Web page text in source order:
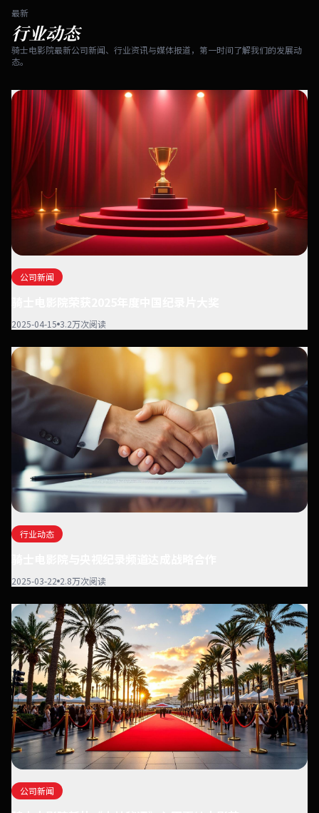
最新
行业动态
骑士电影院最新公司新闻、行业资讯与媒体报道，第一时间了解我们的发展动
态。
公司新闻
2025-04-15 3.2万次阅读
行业动态
2025-03-22 2.8万次阅读
公司新闻